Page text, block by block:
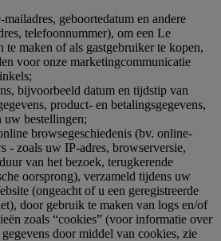
geboortedatum en andere
telefoonnummer), om een Le
te maken of als gastgebruiker te kopen,
voor onze marketingcommunicatie
bijvoorbeeld datum en tijdstip van
product- en betalingsgegevens,
uw bestellingen;
browsegeschiedenis (bv. online-
- zoals uw IP-adres, browserversie,
van het bezoek, terugkerende
oorsprong), verzameld tijdens uw
(ongeacht of u een geregistreerde
door gebruik te maken van logs en/of
zoals “cookies” (voor informatie over
door middel van cookies, zie